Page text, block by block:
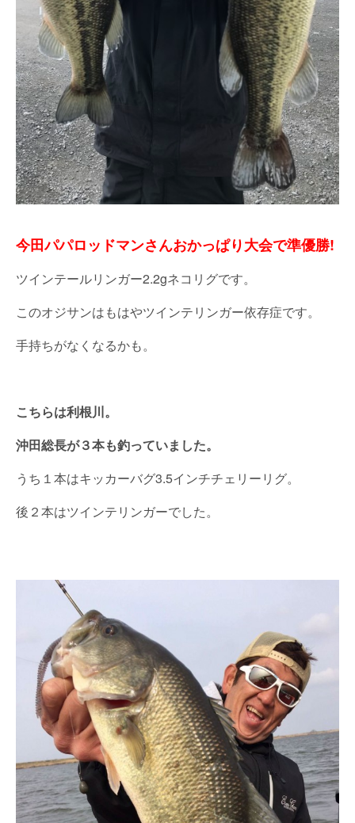
今田パパロッドマンさんおかっぱり大会で準優勝!
ツインテールリンガー2.2gネコリグです。
このオジサンはもはやツインテリンガー依存症です。
手持ちがなくなるかも。
こちらは利根川。
沖田総長が３本も釣っていました。
うち１本はキッカーバグ3.5インチチェリーリグ。
後２本はツインテリンガーでした。